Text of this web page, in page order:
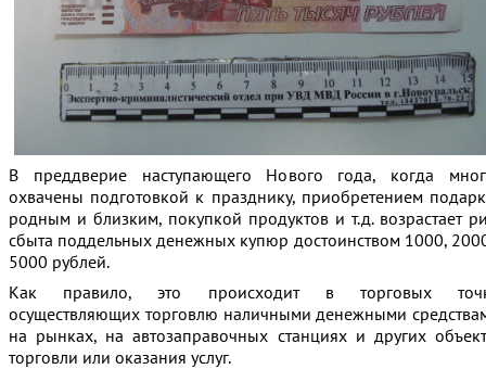
В преддверие наступающего Нового года, когда
охвачены подготовкой к празднику, приобретением
родным и близким, покупкой продуктов и т.д. возрастает
сбыта поддельных денежных купюр достоинством 1000,
5000 рублей.
Как правило, это происходит в торговых
осуществляющих торговлю наличными денежными
на рынках, на автозаправочных станциях и других
торговли или оказания услуг.